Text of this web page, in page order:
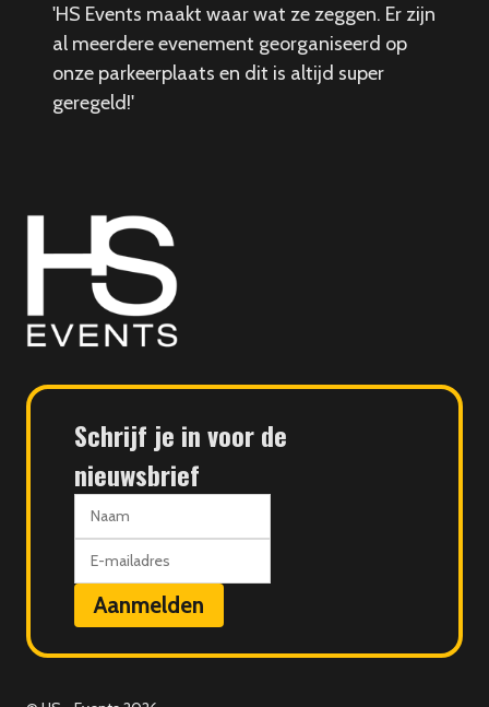
'HS Events maakt waar wat ze zeggen. Er zijn
al meerdere evenement georganiseerd op
onze parkeerplaats en dit is altijd super
geregeld!'
Schrijf je in voor de
nieuwsbrief
mailadres
Aanmelden